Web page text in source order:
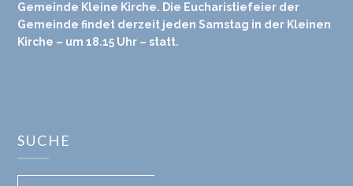
Gemeinde Kleine Kirche. Die Eucharistiefeier der
Gemeinde findet derzeit jeden Samstag in der Kleinen
Kirche – um 18.15 Uhr – statt.
SUCHE